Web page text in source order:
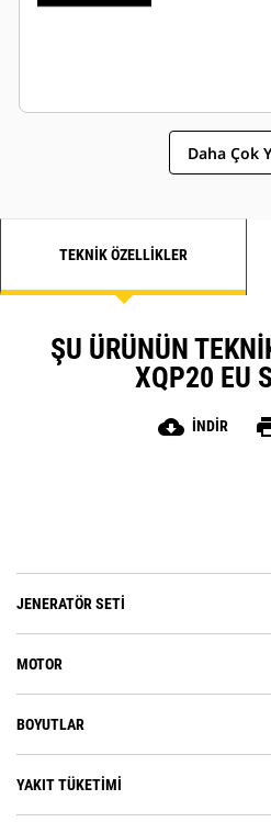
Daha Çok
TEKNIK ÖZELLIKLER
ŞU ÜRÜNÜN
XQP20 EU
cloud_download İNDIR
JENERATÖR SETI
MOTOR
BOYUTLAR
YAKIT TÜKETIMI